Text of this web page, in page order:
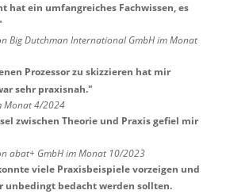
hat ein umfangreiches Fachwissen, es
Big Dutchman International GmbH im Monat
Prozessor zu skizzieren hat mir
sehr praxisnah."
Monat 4/2024
zwischen Theorie und Praxis gefiel mir
abat+ GmbH im Monat 10/2023
viele Praxisbeispiele vorzeigen und
unbedingt bedacht werden sollten.